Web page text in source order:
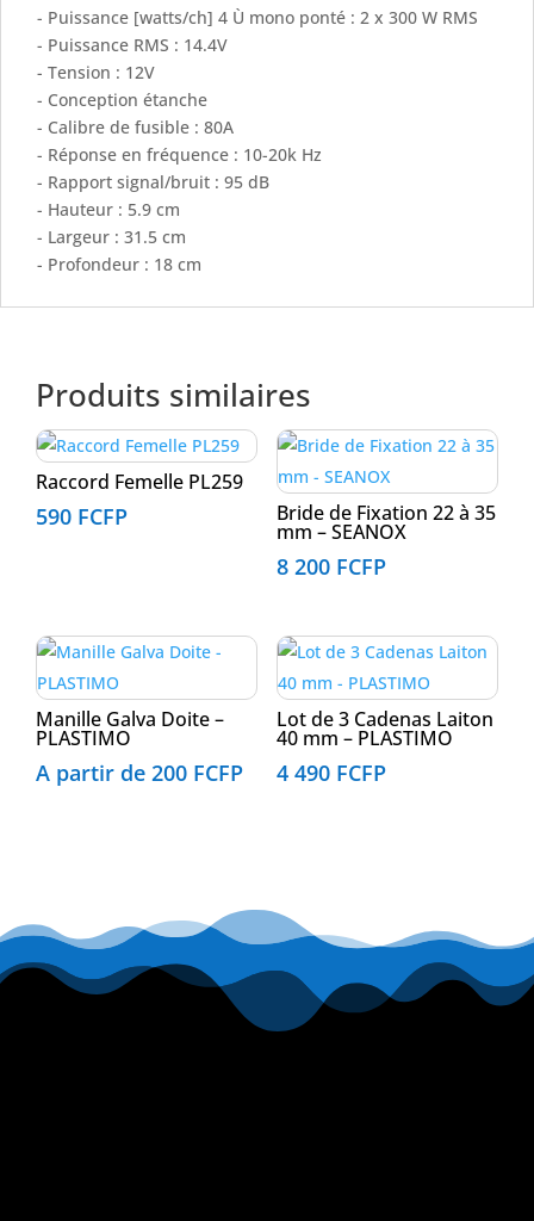
- Puissance [watts/ch] 4 Ù mono ponté : 2 x 300 W RMS
- Puissance RMS : 14.4V
- Tension : 12V
- Conception étanche
- Calibre de fusible : 80A
- Réponse en fréquence : 10-20k Hz
- Rapport signal/bruit : 95 dB
- Hauteur : 5.9 cm
- Largeur : 31.5 cm
- Profondeur : 18 cm
Produits similaires
Raccord Femelle PL259
590 FCFP Bride de Fixation 22 à 35
mm – SEANOX
8 200 FCFP
Manille Galva Doite –
PLASTIMO
A partir de200 FCFP
Lot de 3 Cadenas Laiton
40 mm – PLASTIMO
4 490 FCFP